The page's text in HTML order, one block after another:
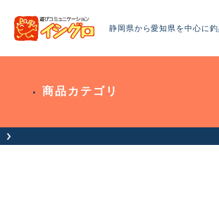
静岡県から愛知県を中心に
商品カテゴリ